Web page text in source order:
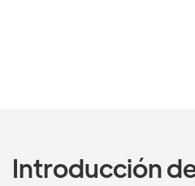
Introducción